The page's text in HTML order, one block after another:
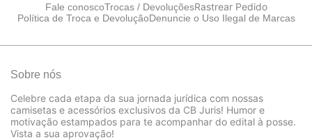
Fale conoscoTrocas / DevoluçõesRastrear Pedido
Política de Troca e DevoluçãoDenuncie o Uso Ilegal de Marcas
Sobre nós
Celebre cada etapa da sua jornada jurídica com nossas
camisetas e acessórios exclusivos da CB Juris! Humor e
motivação estampados para te acompanhar do edital à posse.
Vista a sua aprovação!